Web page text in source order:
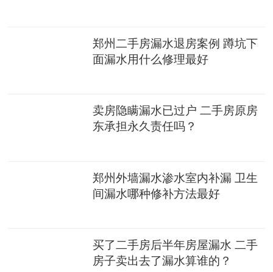
郑州二手房漏水退房案例 蹲坑下
面漏水用什么修理最好
卖房隐瞒漏水已过户 二手房原房
东承担永久责任吗？
郑州外墙漏水渗水室内补漏 卫生
间漏水哪种修补方法最好
买了二手房后半年房屋漏水 二手
房子卖出去了漏水算谁的？